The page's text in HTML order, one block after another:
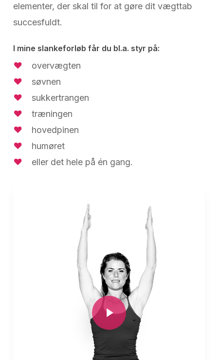
elementer, der skal til for at gøre dit vægttab
succesfuldt.
I mine slankeforløb får du bl.a. styr på:
overvægten
søvnen
sukkertrangen
træningen
hovedpinen
humøret
eller det hele på én gang.
Play Video